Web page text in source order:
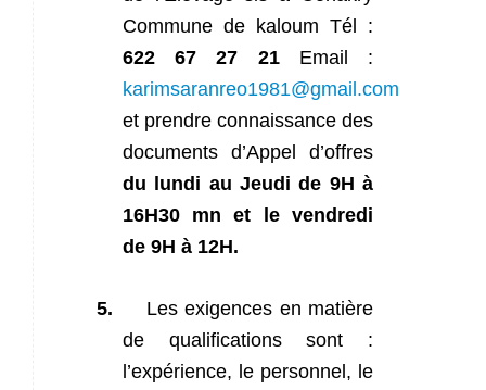
Commune de kaloum Tél :
622 67 27 21Email :
karimsaranreo1981@gmail.com
et prendre connaissance des
documents d’Appel d’offres
du lundi au Jeudi de 9H à
16H30 mn et le vendredi
de 9H à 12H.
5.
Les exigences en matière
de qualifications sont :
l’expérience, le personnel, le